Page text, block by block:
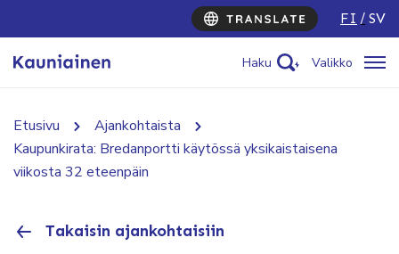
FI SV
Haku Valikko
Etusivu
Ajankohtaista
Kaupunkirata: Bredanportti käytössä yksikaistaisena
viikosta 32 eteenpäin
Takaisin ajankohtaisiin